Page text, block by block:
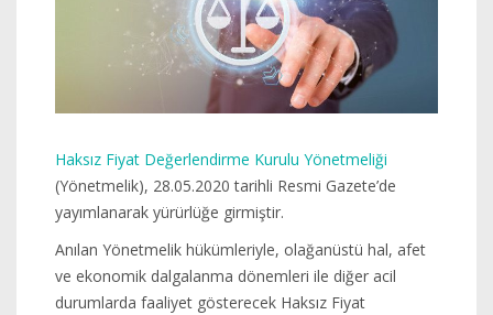
Haksız Fiyat Değerlendirme Kurulu Yönetmeliği
(Yönetmelik), 28.05.2020 tarihli Resmi Gazete’de
yayımlanarak yürürlüğe girmiştir.
Anılan Yönetmelik hükümleriyle, olağanüstü hal, afet
ve ekonomik dalgalanma dönemleri ile diğer acil
durumlarda faaliyet gösterecek Haksız Fiyat